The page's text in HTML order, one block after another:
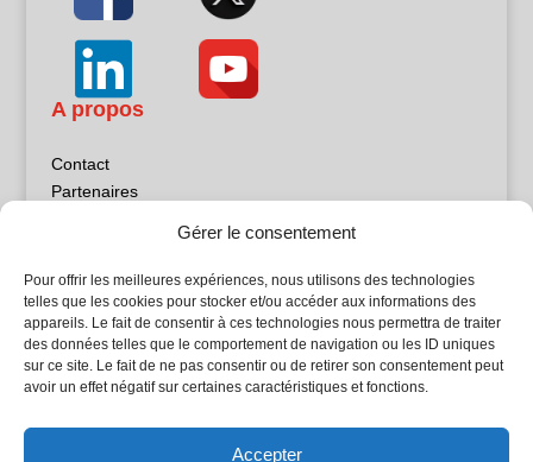
Gérer le consentement
Pour offrir les meilleures expériences, nous utilisons des technologies
telles que les cookies pour stocker et/ou accéder aux informations des
appareils. Le fait de consentir à ces technologies nous permettra de traiter
des données telles que le comportement de navigation ou les ID uniques
sur ce site. Le fait de ne pas consentir ou de retirer son consentement peut
avoir un effet négatif sur certaines caractéristiques et fonctions.
Accepter
A propos
Contact
Partenaires
Politique de confidentialité
Sites partenaires
5Façades
Atrium Patrimoine
L'Atelier Bois